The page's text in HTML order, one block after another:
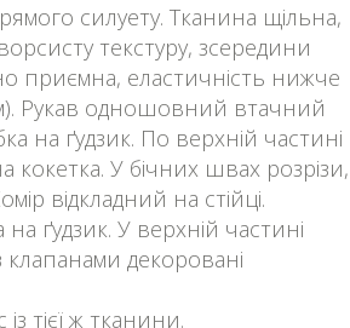
силуету. Тканина щільна,
текстуру, зсередини
приємна, еластичність нижче
Рукав одношовний втачний
на ґудзик. По верхній частині
У бічних швах розрізи,
відкладний на стійці.
на ґудзик. У верхній частині
клапанами декоровані
тієї ж тканини.